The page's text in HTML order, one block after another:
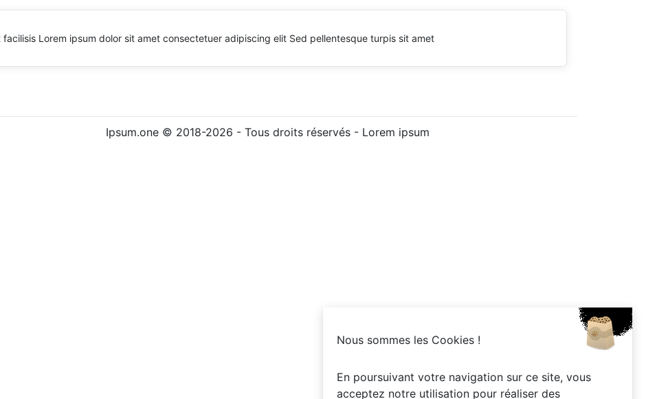
facilisis Lorem ipsum dolor sit amet consectetuer adipiscing elit Sed pellentesque turpis sit amet
Ipsum.one © 2018-2026 - Tous droits réservés - Lorem ipsum
Nous sommes les Cookies !
En poursuivant votre navigation sur ce site, vous
acceptez notre utilisation pour réaliser des